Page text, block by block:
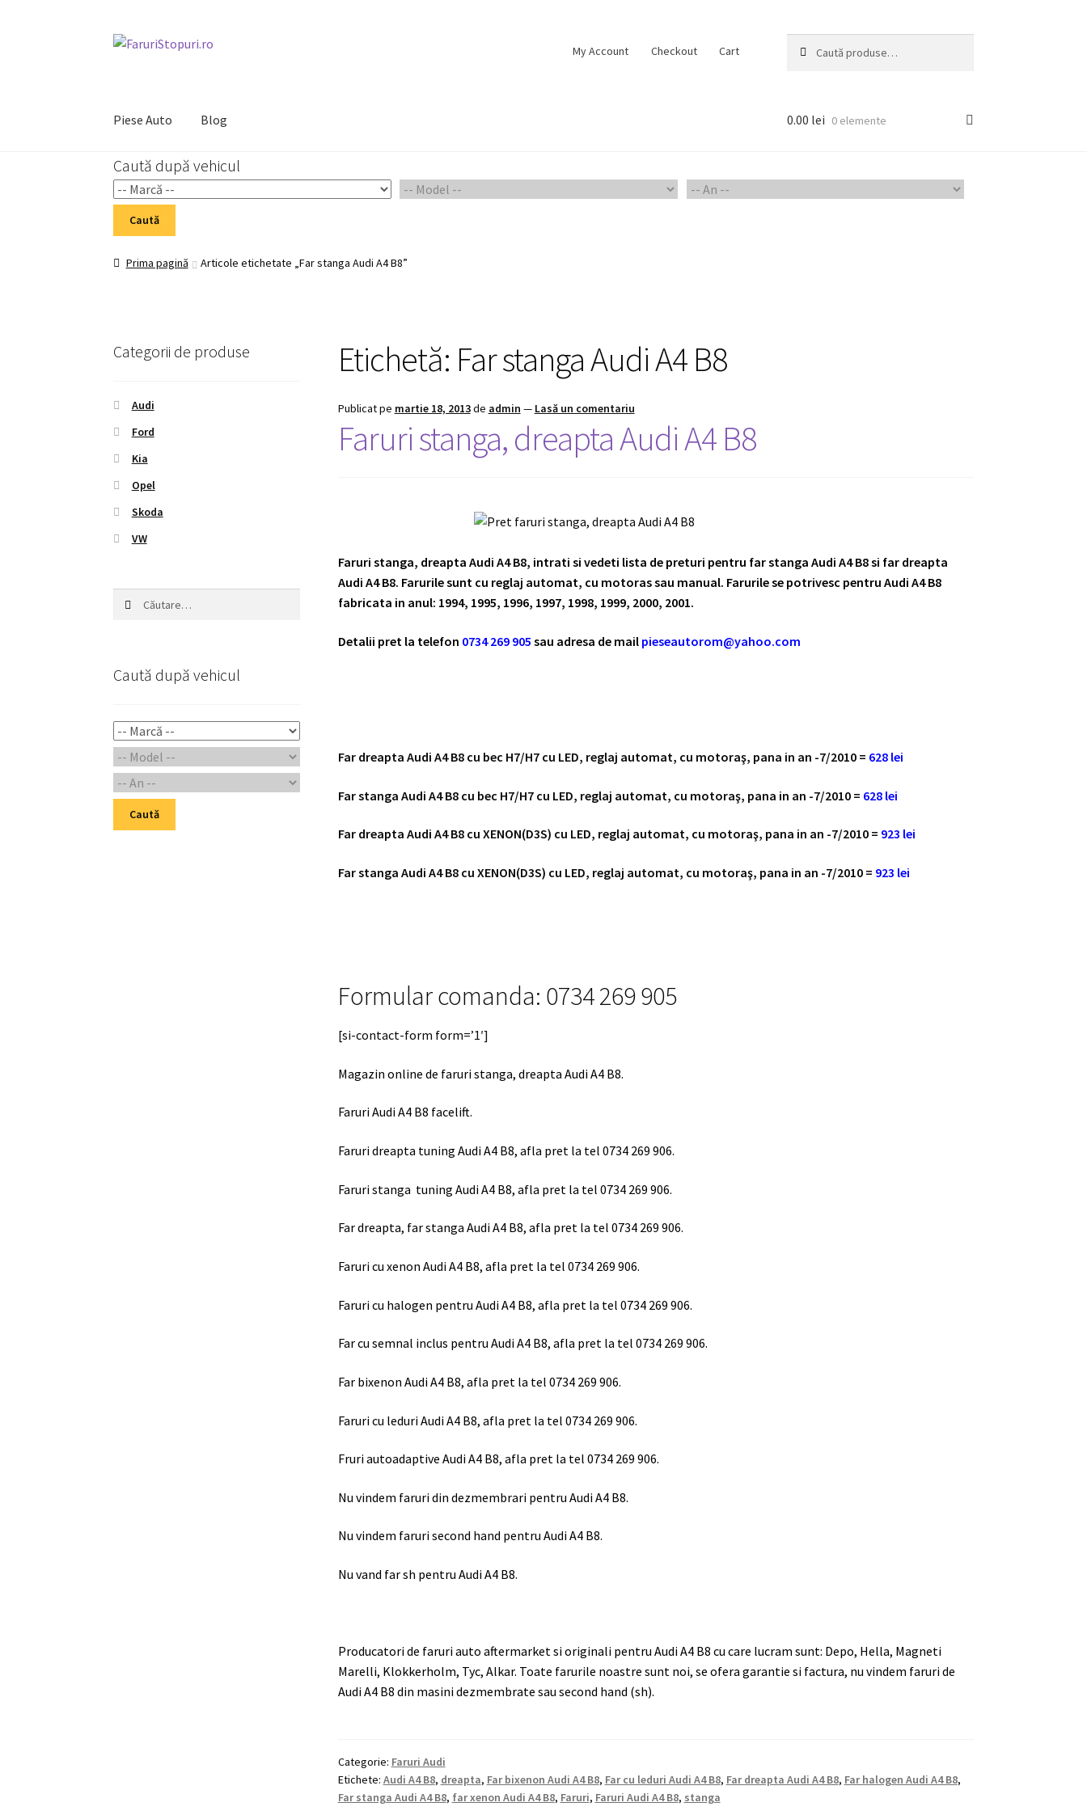
Sari
Sari
My Account Checkout Cart
după:
Piese Auto Blog
Prima paginăCart Checkout
0.00 lei 0 elemente
Caută după vehicul
Caută
Prima pagină Articole etichetate „Far stanga Audi A4 B8”
Etichetă: Far stanga Audi A4 B8
Publicat pe martie 18, 2013de admin — Lasă un comentariu
Faruri stanga, dreapta Audi A4 B8
Faruri stanga, dreapta Audi A4 B8, intrati si vedeti lista de preturi pentru far stanga Audi A4 B8 si far dreapta
Audi A4 B8. Farurile sunt cu reglaj automat, cu motoras sau manual. Farurile se potrivesc pentru Audi A4 B8
fabricata in anul: 1994, 1995, 1996, 1997, 1998, 1999, 2000, 2001.
Detalii pret la telefon 0734 269 905 sau adresa de mail pieseautorom@yahoo.com
Far dreapta Audi A4 B8 cu bec H7/H7 cu LED, reglaj automat, cu motoraş, pana in an -7/2010 = 628 lei
Far stanga Audi A4 B8 cu bec H7/H7 cu LED, reglaj automat, cu motoraş, pana in an -7/2010 = 628 lei
Far dreapta Audi A4 B8 cu XENON(D3S) cu LED, reglaj automat, cu motoraş, pana in an -7/2010 = 923 lei
Far stanga Audi A4 B8 cu XENON(D3S) cu LED, reglaj automat, cu motoraş, pana in an -7/2010 = 923 lei
Formular comanda: 0734 269 905
[si-contact-form form=’1′]
Magazin online de faruri stanga, dreapta Audi A4 B8.
Faruri Audi A4 B8 facelift.
Faruri dreapta tuning Audi A4 B8, afla pret la tel 0734 269 906.
Faruri stanga tuning Audi A4 B8, afla pret la tel 0734 269 906.
Far dreapta, far stanga Audi A4 B8, afla pret la tel 0734 269 906.
Faruri cu xenon Audi A4 B8, afla pret la tel 0734 269 906.
Faruri cu halogen pentru Audi A4 B8, afla pret la tel 0734 269 906.
Far cu semnal inclus pentru Audi A4 B8, afla pret la tel 0734 269 906.
Far bixenon Audi A4 B8, afla pret la tel 0734 269 906.
Faruri cu leduri Audi A4 B8, afla pret la tel 0734 269 906.
Fruri autoadaptive Audi A4 B8, afla pret la tel 0734 269 906.
Nu vindem faruri din dezmembrari pentru Audi A4 B8.
Nu vindem faruri second hand pentru Audi A4 B8.
Nu vand far sh pentru Audi A4 B8.
Producatori de faruri auto aftermarket si originali pentru Audi A4 B8 cu care lucram sunt: Depo, Hella, Magneti
Marelli, Klokkerholm, Tyc, Alkar. Toate farurile noastre sunt noi, se ofera garantie si factura, nu vindem faruri de
Audi A4 B8 din masini dezmembrate sau second hand (sh).
Categorie: Faruri Audi
Etichete: Audi A4 B8, dreapta, Far bixenon Audi A4 B8, Far cu leduri Audi A4 B8, Far dreapta Audi A4 B8, Far halogen Audi A4 B8,
Far stanga Audi A4 B8, far xenon Audi A4 B8, Faruri, Faruri Audi A4 B8, stanga
Categorii de produse
Audi
Ford
Kia
Opel
Skoda
VW
Caută după vehicul
Caută